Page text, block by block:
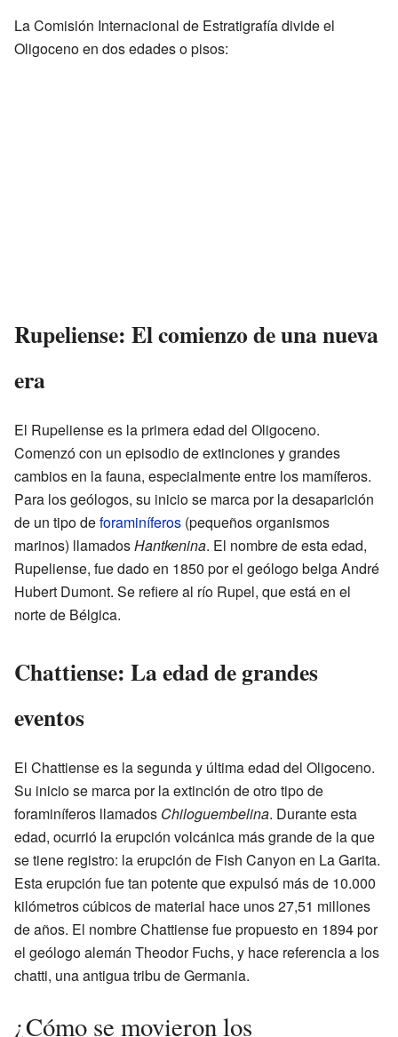
La Comisión Internacional de Estratigrafía divide el
Oligoceno en dos edades o pisos:
Rupeliense: El comienzo de una nueva
era
El Rupeliense es la primera edad del Oligoceno.
Comenzó con un episodio de extinciones y grandes
cambios en la fauna, especialmente entre los mamíferos.
Para los geólogos, su inicio se marca por la desaparición
de un tipo deforaminíferos (pequeños organismos
marinos) llamadosHantkenina. El nombre de esta edad,
Rupeliense, fue dado en 1850 por el geólogo belga André
Hubert Dumont. Se refiere al río Rupel, que está en el
norte de Bélgica.
Chattiense: La edad de grandes
eventos
El Chattiense es la segunda y última edad del Oligoceno.
Su inicio se marca por la extinción de otro tipo de
foraminíferos llamados Chiloguembelina. Durante esta
edad, ocurrió la erupción volcánica más grande de la que
se tiene registro: la erupción de Fish Canyon en La Garita.
Esta erupción fue tan potente que expulsó más de 10.000
kilómetros cúbicos de material hace unos 27,51 millones
de años. El nombre Chattiense fue propuesto en 1894 por
el geólogo alemán Theodor Fuchs, y hace referencia a los
chatti, una antigua tribu de Germania.
¿Cómo se movieron los